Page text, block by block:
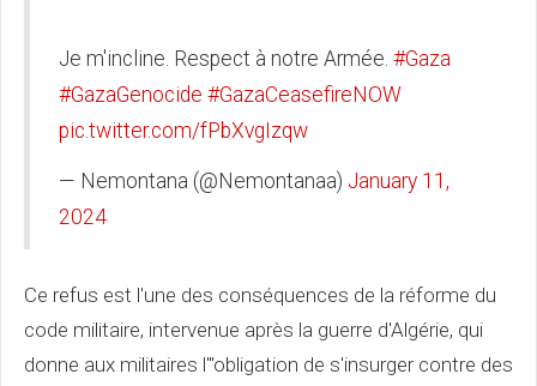
Je m'incline. Respect à notre Armée. #Gaza
#GazaGenocide #GazaCeasefireNOW
pic.twitter.com/fPbXvgIzqw
— Nemontana (@Nemontanaa) January 11,
2024
Ce refus est l'une des conséquences de la réforme du
code militaire, intervenue après la guerre d'Algérie, qui
donne aux militaires l'"obligation de s'insurger contre des